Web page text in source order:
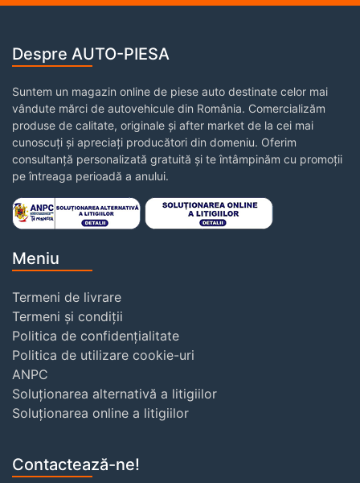
Despre AUTO-PIESA
Suntem un magazin online de piese auto destinate celor mai
vândute mărci de autovehicule din România. Comercializăm
produse de calitate, originale și after market de la cei mai
cunoscuți și apreciați producători din domeniu. Oferim
consultanță personalizată gratuită și te întâmpinăm cu promoții
pe întreaga perioadă a anului.
Meniu
Termeni de livrare
Termeni și condiții
Politica de confidențialitate
Politica de utilizare cookie-uri
ANPC
Soluționarea alternativă a litigiilor
Soluționarea online a litigiilor
Contactează-ne!